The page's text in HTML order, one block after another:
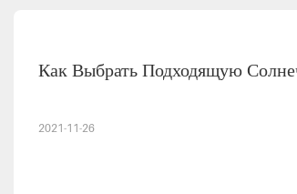
Как Выбрать Подходящую
2021-11-26